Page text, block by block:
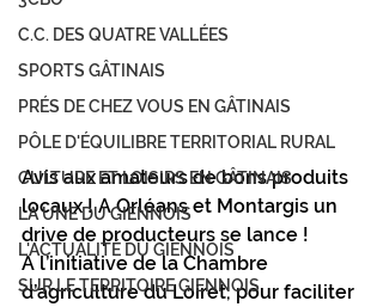
C.C. DES QUATRE VALLÉES
SPORTS GÂTINAIS
PRÉS DE CHEZ VOUS EN GÂTINAIS
PÔLE D'ÉQUILIBRE TERRITORIAL RURAL
CULTURE ET LOISIRS EN GÂTINAIS
LA UNE DU GIENNOIS
L'ACTUALITÉ DU GIENNOIS
SUR LE TERRITOIRE GIENNOIS
Avis aux amateurs de bons produits
locaux ! A Orléans et Montargis un
drive de producteurs se lance !
A l’initiative de la Chambre
d’agriculture du Loiret, pour faciliter